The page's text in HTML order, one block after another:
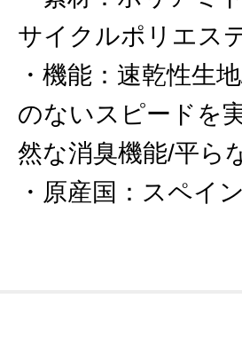
サイクルポリエス
機能 ： 速乾性生
のないスピードを
然な消臭機能/平ら
原産国 ： スペイン